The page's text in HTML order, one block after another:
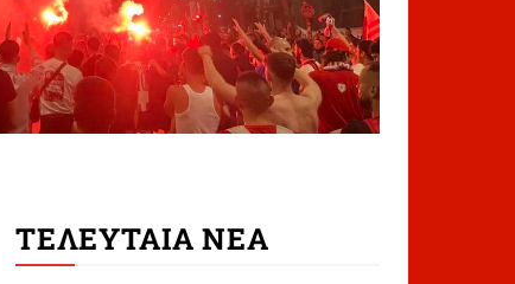
ΤΕΛΕΥΤΑΙΑ ΝΕΑ